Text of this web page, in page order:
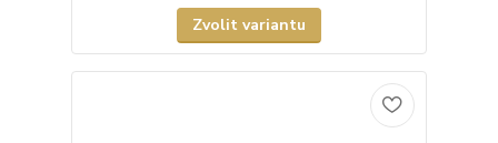
Zvolit variantu